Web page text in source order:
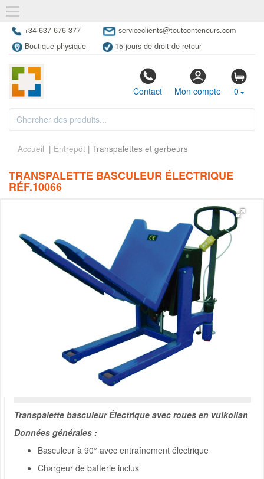
+34 637 676 377
serviceclients@toutconteneurs.com
Boutique physique
15 jours de droit de retour
Contact Mon compte 0
Accueil | Entrepôt | Transpalettes et gerbeurs
TRANSPALETTE BASCULEUR ÉLECTRIQUE
RÉF.10066
Transpalette basculeur Électrique avec roues en vulkollan
Données générales :
Basculeur à 90° avec entraînement électrique
Chargeur de batterie inclus